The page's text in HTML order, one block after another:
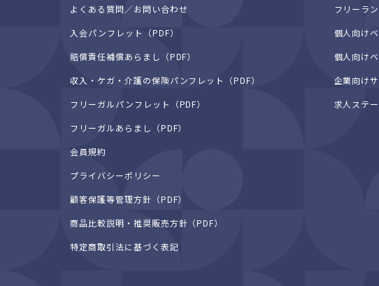
よくある質問／お問い合わせ
入会パンフレット（PDF）
賠償責任補償あらまし（PDF）
収入・ケガ・介護の保険パンフレット（PDF）
フリーガルパンフレット（PDF）
フリーガルあらまし（PDF）
会員規約
プライバシーポリシー
顧客保護等管理方針（PDF）
商品比較説明・推奨販売方針（PDF）
特定商取引法に基づく表記
フリーラ
個人向け
個人向け
企業向け
求人ステ